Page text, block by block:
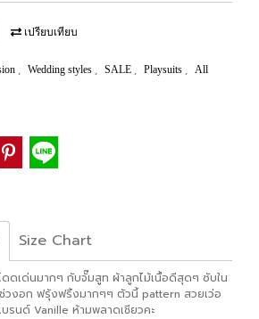
เปรียบเทียบ
, Wedding styles , SALE , Playsuits , All
Size Chart
ดเด่นมากๆ กับจั๊มสูท ผ้าลูกไม้เนื้อดีสุดๆ ซับใน
วงอก ฟรุ้งฟริ้งมากๆๆ ตัวนี้ pattern สวยเว่อ
รนด์ Vanille ห้ามพลาดเชียวคะ